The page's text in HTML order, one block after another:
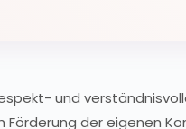
und
der eigenen